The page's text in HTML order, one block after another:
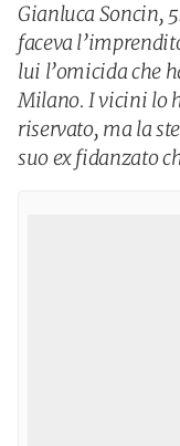
Gianluca Soncin,
faceva
lui l’omicida che
Milano. I vicini lo
riservato, ma la
suo ex fidanzato